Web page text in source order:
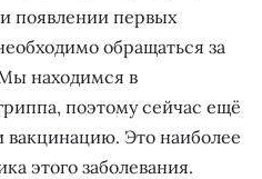
появлении первых
обращаться за
находимся в
поэтому сейчас ещё
вакцинацию. Это наиболее
этого заболевания.